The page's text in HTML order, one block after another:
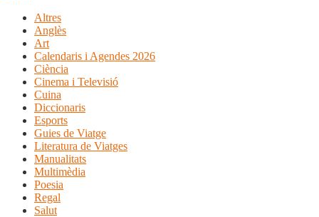
Altres
Anglès
Art
Calendaris i Agendes 2026
Ciència
Cinema i Televisió
Cuina
Diccionaris
Esports
Guies de Viatge
Literatura de Viatges
Manualitats
Multimèdia
Poesia
Regal
Salut